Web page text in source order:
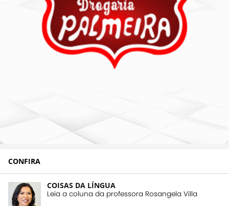
CONFIRA
COISAS DA LÍNGUA
Leia a coluna da professora Rosangela Villa